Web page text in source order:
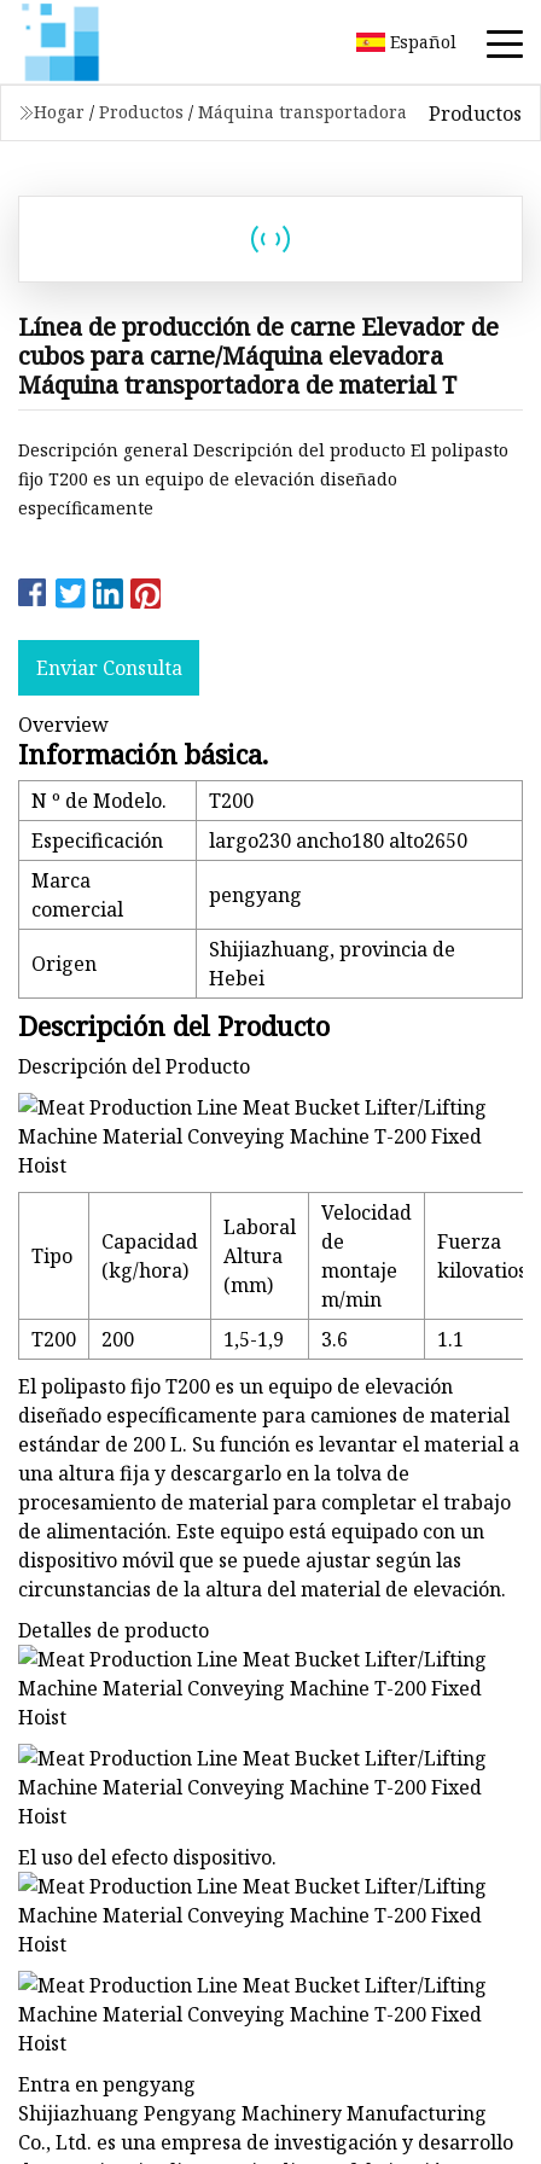
Español
Hogar / Productos / Máquina transportadora Productos
Línea de producción de carne Elevador de
cubos para carne/Máquina elevadora
Máquina transportadora de material T
Descripción general Descripción del producto El polipasto
fijo T200 es un equipo de elevación diseñado
específicamente
Enviar Consulta
Overview
Información básica.
N º de Modelo.
T200
Especificación
largo230 ancho180 alto2650
Marca
comercial
pengyang
Origen
Shijiazhuang, provincia de
Hebei
Descripción del Producto
Descripción del Producto
Tipo
Capacidad
(kg/hora)
Laboral
Altura
(mm)
Velocidad
de
montaje
m/min
Fuerza
kilovatios
T200 200 1,5-1,9 3.6
1.1
El polipasto fijo T200 es un equipo de elevación
diseñado específicamente para camiones de material
estándar de 200 L. Su función es levantar el material a
una altura fija y descargarlo en la tolva de
procesamiento de material para completar el trabajo
de alimentación. Este equipo está equipado con un
dispositivo móvil que se puede ajustar según las
circunstancias de la altura del material de elevación.
Detalles de producto
El uso del efecto dispositivo.
Entra en pengyang
Shijiazhuang Pengyang Machinery Manufacturing
Co., Ltd. es una empresa de investigación y desarrollo